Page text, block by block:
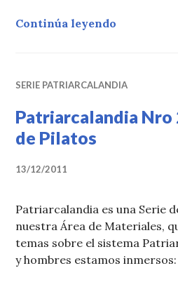
Continúa leyendo
SERIE PATRIARCALANDIA
Patriarcalandia Nro
de Pilatos
13/12/2011
Patriarcalandia es una Serie
nuestra Área de Materiales,
temas sobre el sistema
y hombres estamos inmersos: